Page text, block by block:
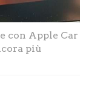
con Apple Car
più